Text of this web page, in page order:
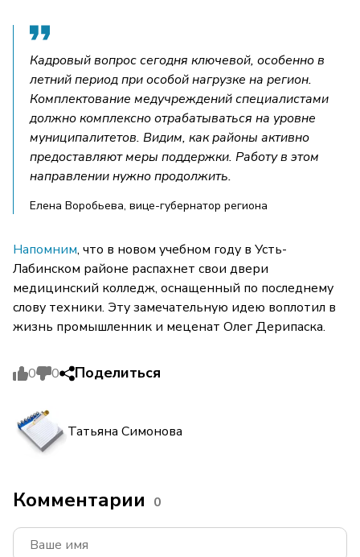
Кадровый вопрос сегодня ключевой, особенно в
летний период при особой нагрузке на регион.
Комплектование медучреждений специалистами
должно комплексно отрабатываться на уровне
муниципалитетов. Видим, как районы активно
предоставляют меры поддержки. Работу в этом
направлении нужно продолжить.
Елена Воробьева, вице-губернатор региона
Напомним, что в новом учебном году в Усть-
Лабинском районе распахнет свои двери
медицинский колледж, оснащенный по последнему
слову техники. Эту замечательную идею воплотил в
жизнь промышленник и меценат Олег Дерипаска.
0 0 Поделиться
Татьяна Симонова
Комментарии 0